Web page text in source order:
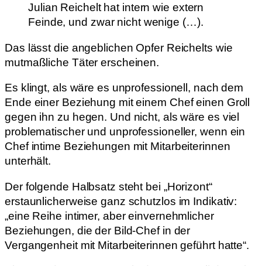
Julian Reichelt hat intern wie extern
Feinde, und zwar nicht wenige (…).
Das lässt die angeblichen Opfer Reichelts wie
mutmaßliche Täter erscheinen.
Es klingt, als wäre es unprofessionell, nach dem
Ende einer Beziehung mit einem Chef einen Groll
gegen ihn zu hegen. Und nicht, als wäre es viel
problematischer und unprofessioneller, wenn ein
Chef intime Beziehungen mit Mitarbeiterinnen
unterhält.
Der folgende Halbsatz steht bei „Horizont“
erstaunlicherweise ganz schutzlos im Indikativ:
„eine Reihe intimer, aber einvernehmlicher
Beziehungen, die der Bild-Chef in der
Vergangenheit mit Mitarbeiterinnen geführt hatte“.